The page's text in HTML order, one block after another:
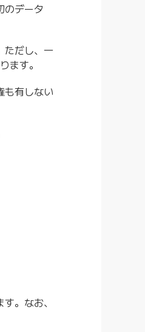
のデータ
ただし、一
ます。
も有しない
。なお、